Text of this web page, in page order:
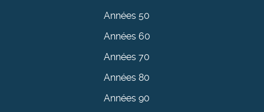
Années 50
Années 60
Années 70
Années 80
Années 90